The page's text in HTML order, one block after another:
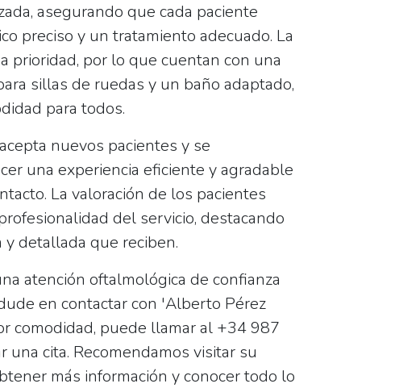
asegurando que cada paciente
preciso y un tratamiento adecuado. La
prioridad, por lo que cuentan con una
sillas de ruedas y un baño adaptado,
para todos.
acepta nuevos pacientes y se
una experiencia eficiente y agradable
La valoración de los pacientes
del servicio, destacando
y detallada que reciben.
atención oftalmológica de confianza
en contactar con 'Alberto Pérez
comodidad, puede llamar al +34 987
una cita. Recomendamos visitar su
más información y conocer todo lo